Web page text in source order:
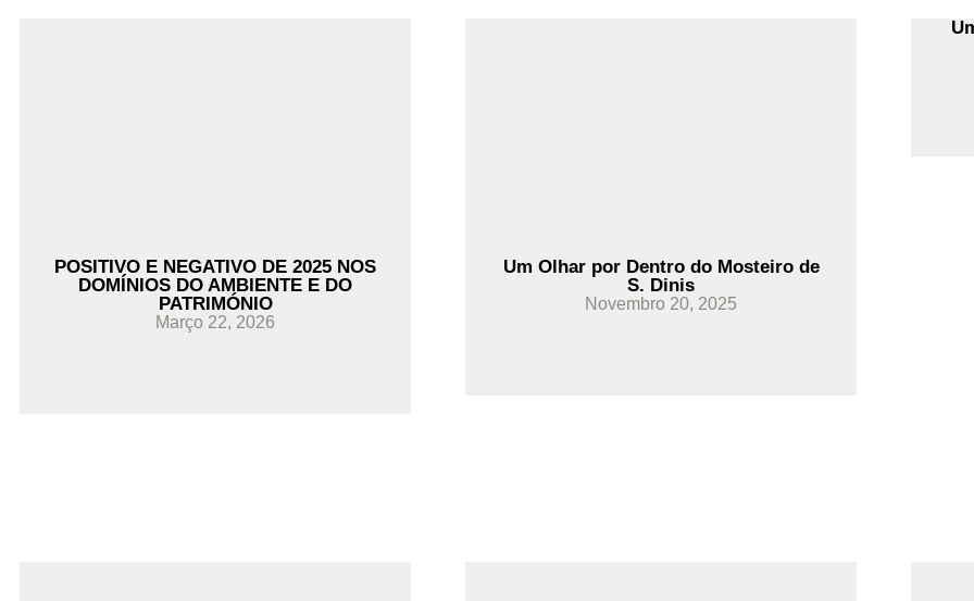
POSITIVO E NEGATIVO DE 2025 NOS
DOMÍNIOS DO AMBIENTE E DO
PATRIMÓNIO
Março 22, 2026
Um Olhar por Dentro do Mosteiro de
S. Dinis
Novembro 20, 2025